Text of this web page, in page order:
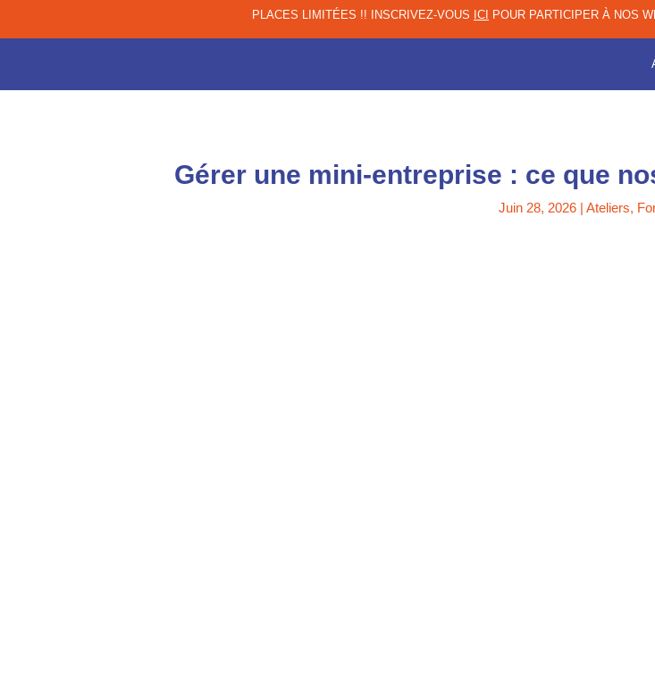
PLACES LIMITÉES !! INSCRIVEZ-VOUS ICI POUR PARTICIPER À NOS
Gérer une mini-entreprise : ce que
Juin 28, 2026| Ateliers,